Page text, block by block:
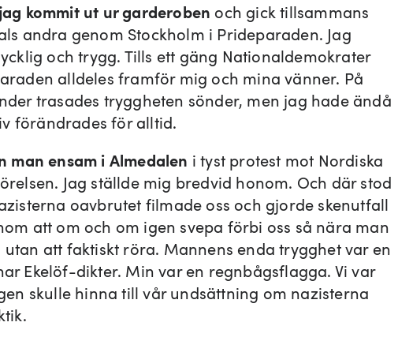
kommit ut ur garderoben och gick tillsammans
andra genom Stockholm i Prideparaden. Jag
och trygg. Tills ett gäng Nationaldemokrater
alldeles framför mig och mina vänner. På
trasades tryggheten sönder, men jag hade ändå
förändrades för alltid.
man ensam i Almedalen i tyst protest mot Nordiska
Jag ställde mig bredvid honom. Och där stod
oavbrutet filmade oss och gjorde skenutfall
att om och om igen svepa förbi oss så nära man
utan att faktiskt röra. Mannens enda trygghet var en
Ekelöf-dikter. Min var en regnbågsflagga. Vi var
skulle hinna till vår undsättning om nazisterna